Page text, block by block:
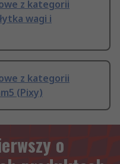
z kategorii
wagi i
z kategorii
(Pixy)
o